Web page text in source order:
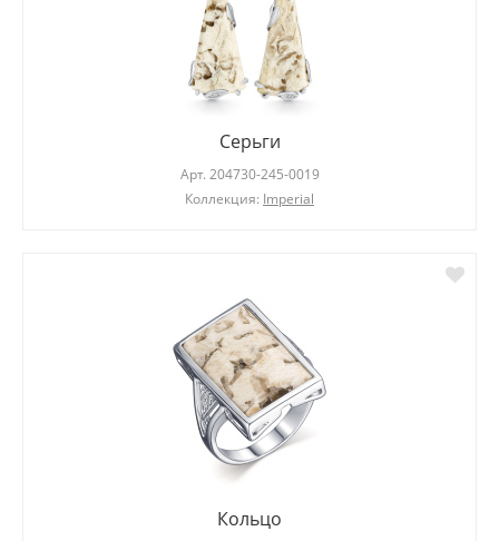
Серьги
Арт. 204730-245-0019
Коллекция: Imperial
Кольцо